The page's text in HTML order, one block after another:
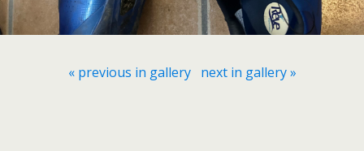
« previous in gallery next in gallery »